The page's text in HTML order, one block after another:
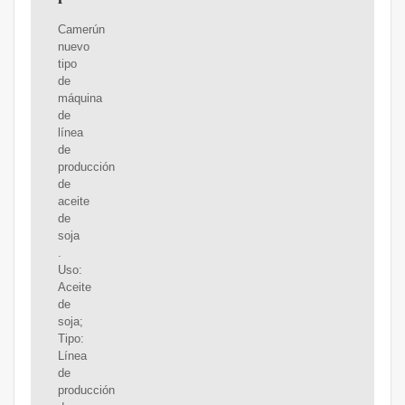
Camerún
nuevo
tipo
de
máquina
de
línea
de
producción
de
aceite
de
soja
.
Uso:
Aceite
de
soja;
Tipo:
Línea
de
producción